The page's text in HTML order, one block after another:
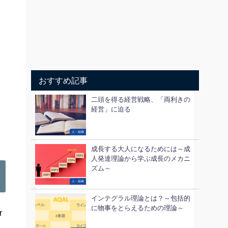
おすすめ記事
人・組織
二頭を得る経営戦略、「両利きの
経営」に迫る
人・組織
成長する大人になるためには～成
人発達理論から学ぶ成長のメカニ
ズム～
インテグラル理論とは？～包括的
に物事をとらえるための理論～